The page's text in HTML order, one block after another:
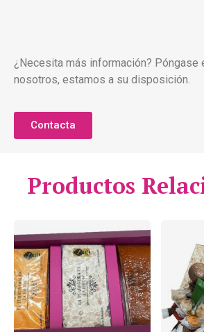
¿Necesita más información? Póngase
nosotros, estamos a su disposición.
Contacta
Productos